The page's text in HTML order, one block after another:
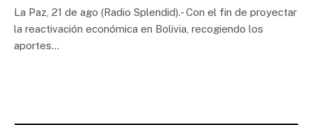
La Paz, 21 de ago (Radio Splendid).- Con el fin de proyectar
la reactivación económica en Bolivia, recogiendo los
aportes…